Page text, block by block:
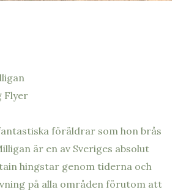
Flyer
föräldrar som hon brås
är en av Sveriges absolut
hingstar genom tiderna och
på alla områden förutom att